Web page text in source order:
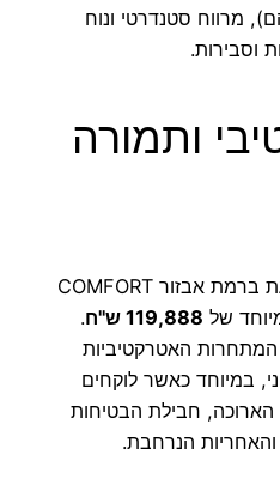
מרווח סטנדרטי ונוח
וסבירות.
ותמורה
ה-MG3 בנזין החדשה מוצעת ברמת אבזור COMFORT
של 119,888 ש"ח
.
האטרקטיביות
במיוחד כאשר לוקחים
חבילת הבטיחות
והאחריות הנרחבת.